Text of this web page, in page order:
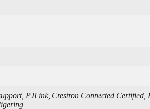
PJLink, Crestron Connected